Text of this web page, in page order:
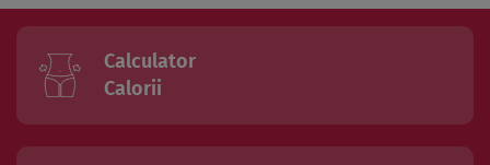
Calculator
Calorii